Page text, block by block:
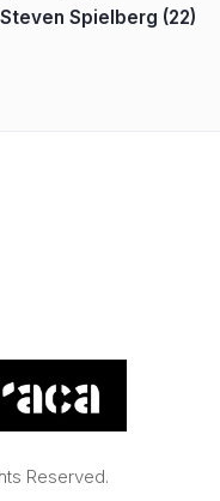
Steven Spielberg (22)
Reserved.